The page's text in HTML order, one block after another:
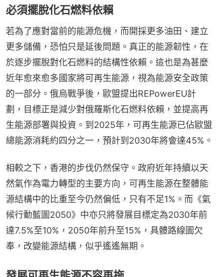
必須擺脫化石燃料依賴
若為了應對當前的能源危機，而開採更多油田、建立
更多儲備，恐怕只是延後問題。真正的能源韌性，在
於逐步擺脫對化石燃料的結構性依賴。這也是為甚麼
近年愈來愈多國家將可再生能源，視為能源安全政策
的一部分。俄烏戰爭後，歐盟提出REPowerEU計
劃，目標正是減少對俄羅斯化石燃料依賴，並提高再
生能源部署與投資。到2025年，可再生能源已佔歐盟
總能源消耗約四分之一，預計到2030年將會達45%。
相較之下，香港的步伐仍然保守。政府近年持續以天
然氣作為電力轉型的主要方向，可再生能源在整體能
源結構中的比重至今仍然偏低，只有不足1%。而《氣
候行動藍圖2050》中亦只將發展目標定為2030年前
達7.5%至10%，2050年前升至15%，具體路線圖欠
奉，改變能源結構，似乎遙遙無期。